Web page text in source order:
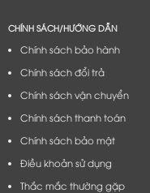
CHÍNH SÁCH/HƯỚNG DẪN
Chính sách bảo hành
Chính sách đổi trả
Chính sách vận chuyển
Chính sách thanh toán
Chính sách bảo mật
Điều khoản sử dụng
Thắc mắc thường gặp